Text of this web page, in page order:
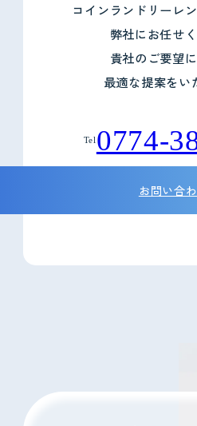
コインランドリーレ
弊社にお任せく
貴社のご要望
最適な提案をい
Tel 0774-
お問い合